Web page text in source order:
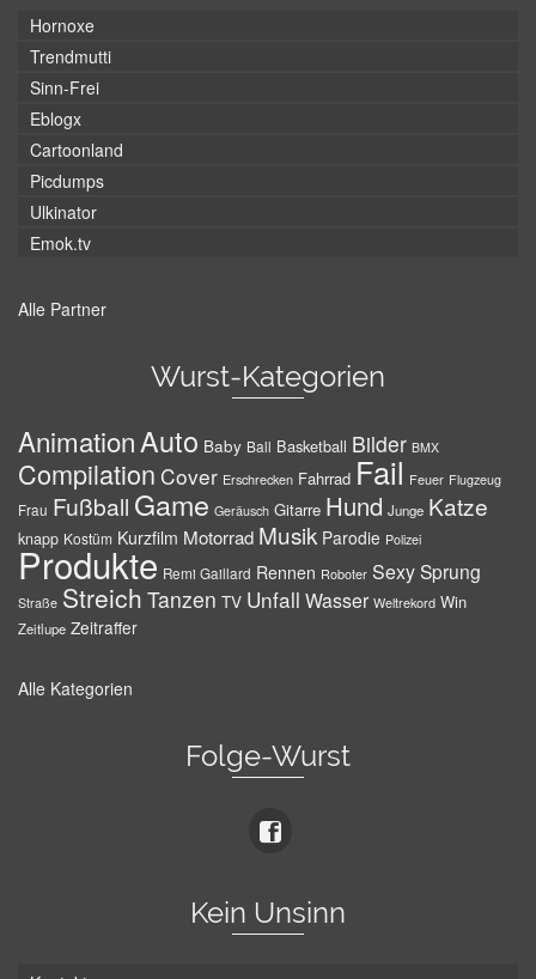
Hornoxe
Trendmutti
Sinn-Frei
Eblogx
Cartoonland
Picdumps
Ulkinator
Emok.tv
Alle Partner
Wurst-Kategorien
AnimationAuto Baby Ball Basketball Bilder BMX
Compilation Cover Erschrecken Fahrrad Fail Feuer Flugzeug
Frau Fußball Game Geräusch Gitarre Hund Junge Katze
knapp Kostüm Kurzfilm Motorrad Musik Parodie Polizei
Produkte Remi Gaillard Rennen Roboter SexySprung
Straße Streich Tanzen TV Unfall Wasser Weltrekord Win
Zeitlupe Zeitraffer
Alle Kategorien
Folge-Wurst
Kein Unsinn